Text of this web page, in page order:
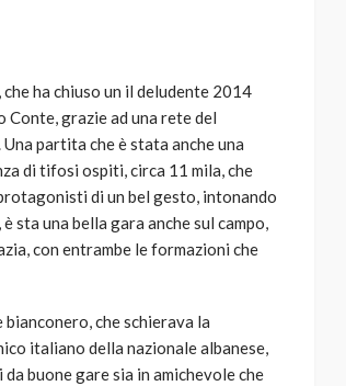
, che ha chiuso un il deludente 2014
grazie ad una rete del
partita che è stata anche una
di tifosi ospiti, circa 11 mila, che
di un bel gesto, intonando
sta una bella gara anche sul campo,
con entrambe le formazioni che
che schierava la
italiano della nazionale albanese,
buone gare sia in amichevole che
AUTO SPORT
MG alle Final 8 di Coppa
Davis: tennis mondiale e
passione per
l’automobilismo
abbracciano la stessa causa